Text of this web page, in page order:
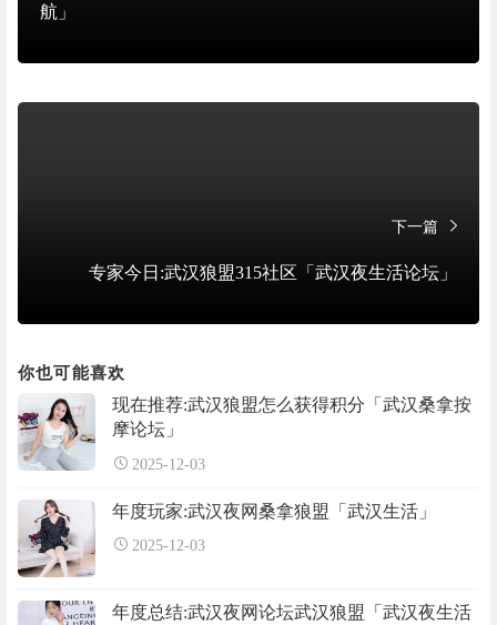
航」
下一篇
专家今日:武汉狼盟315社区「武汉夜生活论坛」
你也可能喜欢
现在推荐:武汉狼盟怎么获得积分「武汉桑拿按
摩论坛」
2025-12-03
年度玩家:武汉夜网桑拿狼盟「武汉生活」
2025-12-03
年度总结:武汉夜网论坛武汉狼盟「武汉夜生活